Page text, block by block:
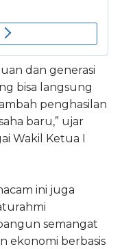
dan generasi
bisa langsung
penghasilan
baru,” ujar
Wakil Ketua I
ini juga
semangat
ekonomi berbasis